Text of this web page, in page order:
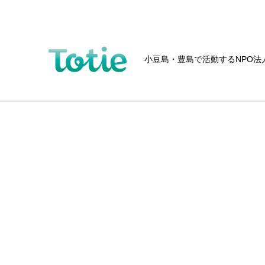
小豆島・豊島で活動するNPO法